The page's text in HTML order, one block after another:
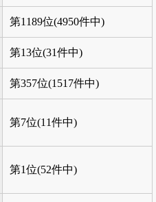
第1189位(4950件中)
第13位(31件中)
第357位(1517件中)
第7位(11件中)
第1位(52件中)